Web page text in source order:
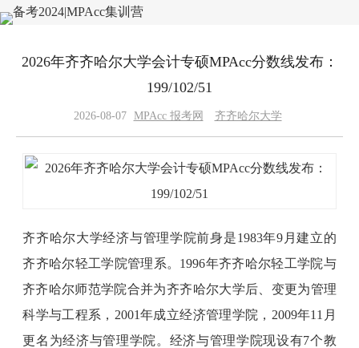
2026年齐齐哈尔大学会计专硕MPAcc分数线发布：
199/102/51
2026-08-07 MPAcc 报考网 齐齐哈尔大学
齐齐哈尔大学经济与管理学院前身是1983年9月建立的
齐齐哈尔轻工学院管理系。1996年齐齐哈尔轻工学院与
齐齐哈尔师范学院合并为齐齐哈尔大学后、变更为管理
科学与工程系，2001年成立经济管理学院，2009年11月
更名为经济与管理学院。经济与管理学院现设有7个教